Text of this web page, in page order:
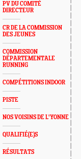
PV DU COMITÉ
DIRECTEUR
CR DE LA COMMISSION
DES JEUNES
COMMISSION
DÉPARTEMENTALE
RUNNING
COMPÉTITIONS INDOOR
PISTE
NOS VOISINS DE L'YONNE
QUALIFIÉ(E)S
RÉSULTATS